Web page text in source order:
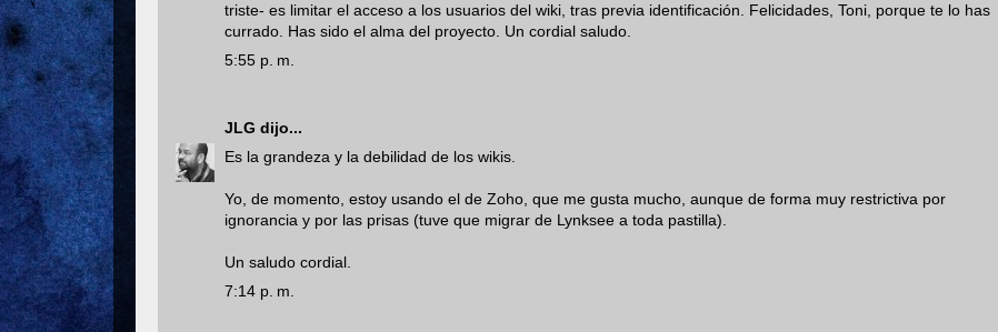
triste- es limitar el acceso a los usuarios del wiki, tras previa identificación. Felicidades, Toni, porque te lo has
currado. Has sido el alma del proyecto. Un cordial saludo.
5:55 p. m.
JLG dijo...
Es la grandeza y la debilidad de los wikis.
Yo, de momento, estoy usando el de Zoho, que me gusta mucho, aunque de forma muy restrictiva por
ignorancia y por las prisas (tuve que migrar de Lynksee a toda pastilla).
Un saludo cordial.
7:14 p. m.